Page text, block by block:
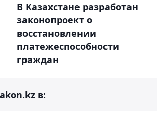
В Казахстане разработан
законопроект о
восстановлении
платежеспособности
граждан
в: